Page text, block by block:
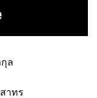
ล
าทร